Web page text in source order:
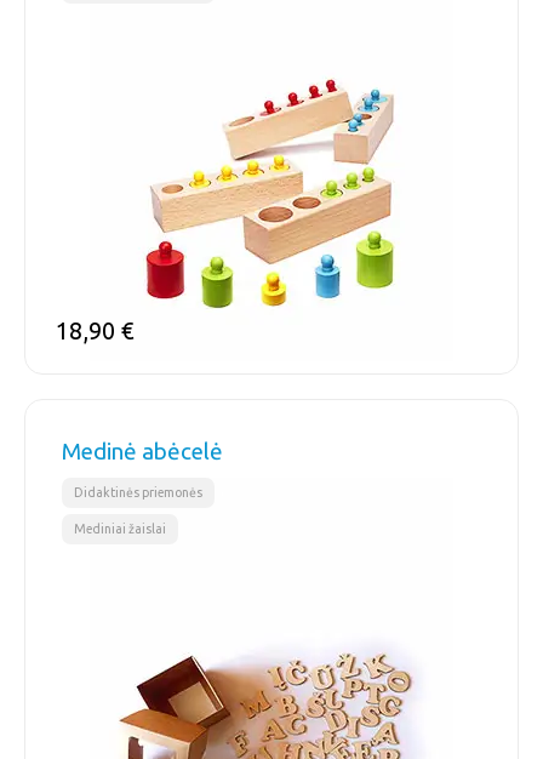
18,90 €
Medinė abėcelė
Didaktinės priemonės
Mediniai žaislai